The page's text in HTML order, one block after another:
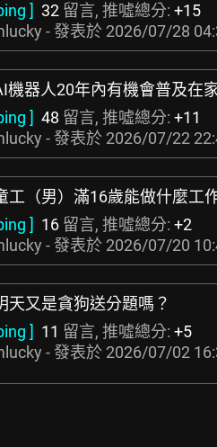
] 32 留言, 推噓總分: +15
- 發表於 2026/07/28
機器人20年內有機會普及在
] 48 留言, 推噓總分: +11
- 發表於 2026/07/22
工（男）滿16歲能做什麼工
] 16 留言, 推噓總分: +2
- 發表於 2026/07/20
天又是貪狗送分題嗎？
] 11 留言, 推噓總分: +5
- 發表於 2026/07/02